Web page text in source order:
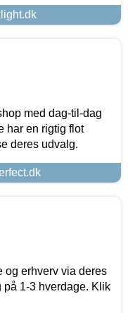
med dag-til-dag
har en rigtig flot
deres udvalg.
og erhverv via deres
1-3 hverdage. Klik